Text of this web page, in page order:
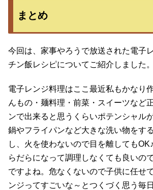
まとめ
今回は、家事やろうで放送された電子
チン飯レシピについてご紹介しました。
電子レンジ料理はここ最近私もかなり
んもの・麺料理・前菜・スイーツなど
ンで出来ると思うくらいポテンシャル
鍋やフライパンなど大きな洗い物をす
し、火を使わないので目を離しても
らだらになって調理しなくても良いの
ですよね。危なくないので子供に任せ
ンジってすごいな～とつくづく思う毎